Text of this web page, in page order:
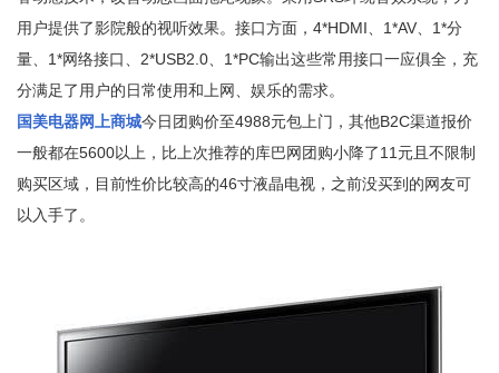
用户提供了影院般的视听效果。接口方面，4*HDMI、1*AV、1*分
量、1*网络接口、2*USB2.0、1*PC输出这些常用接口一应俱全，充
分满足了用户的日常使用和上网、娱乐的需求。
国美电器网上商城今日团购价至4988元包上门，其他B2C渠道报价
一般都在5600以上，比上次推荐的库巴网团购小降了11元且不限制
购买区域，目前性价比较高的46寸液晶电视，之前没买到的网友可
以入手了。